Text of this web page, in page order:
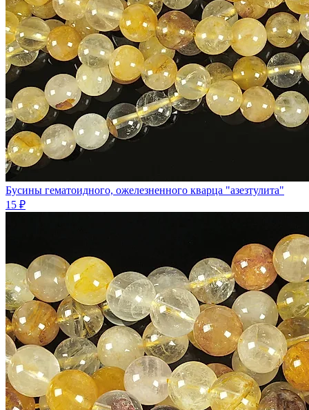
Бусины гематоидного, ожелезненного кварца "азезтулита"
15 ₽